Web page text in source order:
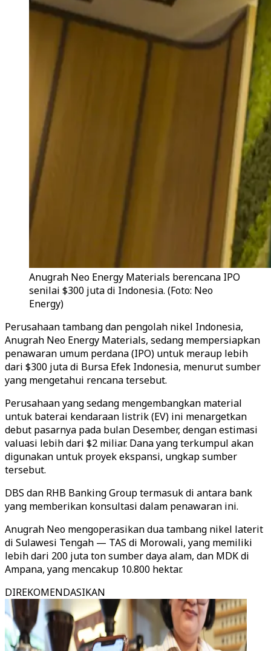
Anugrah Neo Energy Materials berencana IPO
senilai $300 juta di Indonesia. (Foto: Neo
Energy)
Perusahaan tambang dan pengolah nikel Indonesia,
Anugrah Neo Energy Materials, sedang mempersiapkan
penawaran umum perdana (IPO) untuk meraup lebih
dari $300 juta di Bursa Efek Indonesia, menurut sumber
yang mengetahui rencana tersebut.
Perusahaan yang sedang mengembangkan material
untuk baterai kendaraan listrik (EV) ini menargetkan
debut pasarnya pada bulan Desember, dengan estimasi
valuasi lebih dari $2 miliar. Dana yang terkumpul akan
digunakan untuk proyek ekspansi, ungkap sumber
tersebut.
DBS dan RHB Banking Group termasuk di antara bank
yang memberikan konsultasi dalam penawaran ini.
Anugrah Neo mengoperasikan dua tambang nikel laterit
di Sulawesi Tengah — TAS di Morowali, yang memiliki
lebih dari 200 juta ton sumber daya alam, dan MDK di
Ampana, yang mencakup 10.800 hektar.
DIREKOMENDASIKAN